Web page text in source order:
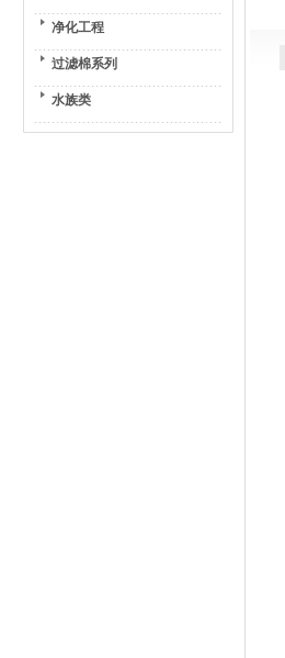
净化工程
过滤棉系列
水族类